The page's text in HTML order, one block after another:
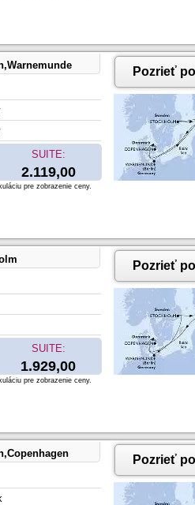
SUITE:
2.119,00
Pozrieť
pre zobrazenie ceny.
SUITE:
1.929,00
Pozrieť
pre zobrazenie ceny.
Pozrieť